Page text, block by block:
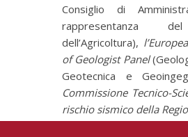
Consiglio di
rappresentanza
dell’Agricoltura),
of Geologist Panel
Geotecnica e
Commissione Tecnico-
rischio sismico della